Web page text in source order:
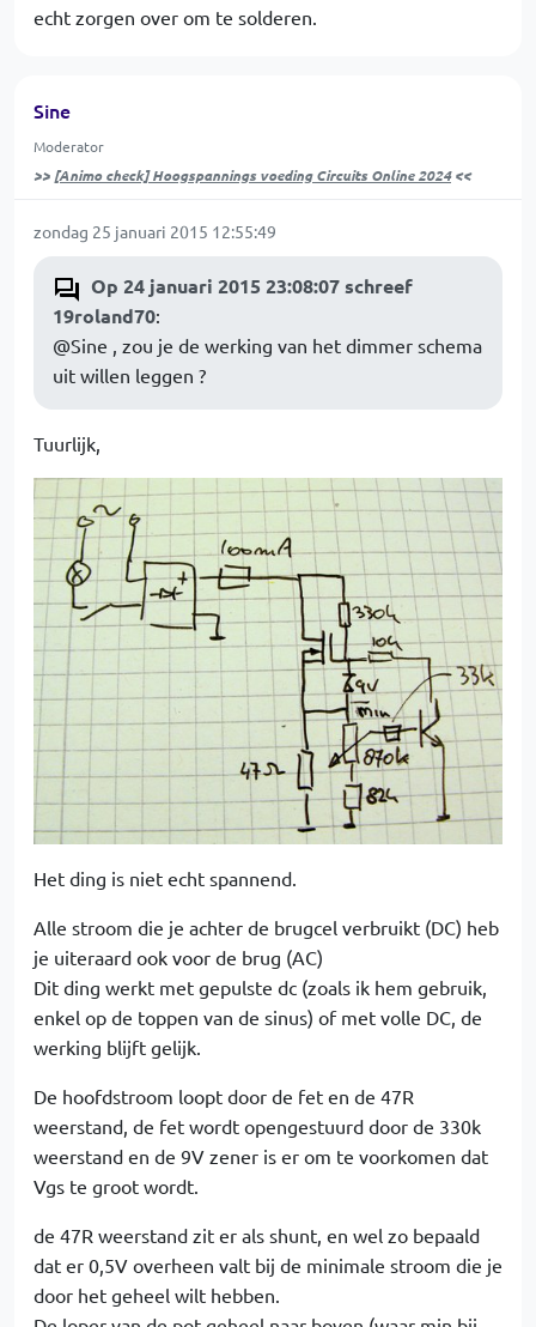
echt zorgen over om te solderen.
Sine
Moderator
>> [Animo check] Hoogspannings voeding Circuits Online 2024<<
zondag 25 januari 2015 12:55:49
Op 24 januari 2015 23:08:07 schreef
19roland70:
@Sine , zou je de werking van het dimmer schema
uit willen leggen ?
Tuurlijk,
Het ding is niet echt spannend.
Alle stroom die je achter de brugcel verbruikt (DC) heb
je uiteraard ook voor de brug (AC)
Dit ding werkt met gepulste dc (zoals ik hem gebruik,
enkel op de toppen van de sinus) of met volle DC, de
werking blijft gelijk.
De hoofdstroom loopt door de fet en de 47R
weerstand, de fet wordt opengestuurd door de 330k
weerstand en de 9V zener is er om te voorkomen dat
Vgs te groot wordt.
de 47R weerstand zit er als shunt, en wel zo bepaald
dat er 0,5V overheen valt bij de minimale stroom die je
door het geheel wilt hebben.